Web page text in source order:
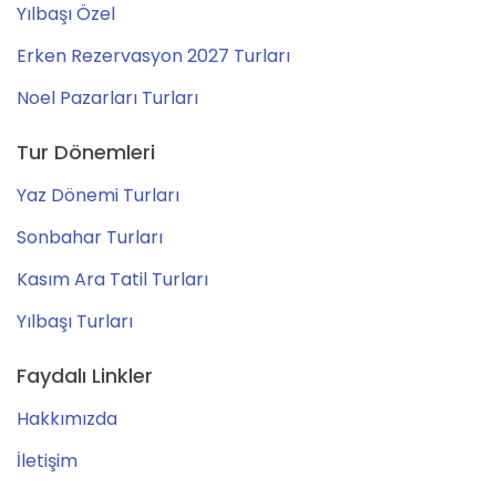
Yılbaşı Özel
Erken Rezervasyon 2027 Turları
Noel Pazarları Turları
Tur Dönemleri
Yaz Dönemi Turları
Sonbahar Turları
Kasım Ara Tatil Turları
Yılbaşı Turları
Faydalı Linkler
Hakkımızda
İletişim